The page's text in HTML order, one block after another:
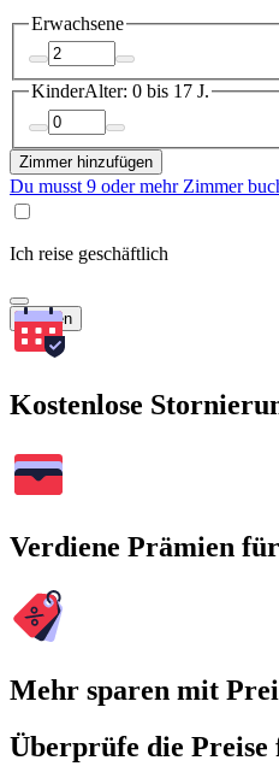
Erwachsene
KinderAlter: 0 bis 17 J.
Zimmer hinzufügen
Du musst 9 oder mehr Zimmer
Ich reise geschäftlich
Suchen
Kostenlose
Verdiene Prämien
Mehr sparen mit
Überprüfe die Preise